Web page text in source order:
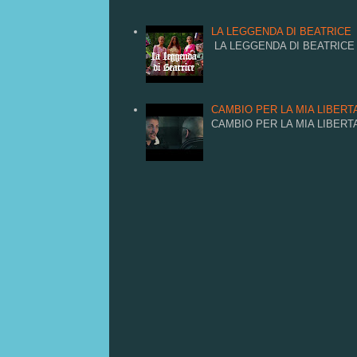
LA LEGGENDA DI BEATRICE
LA LEGGENDA DI BEATRICE
CAMBIO PER LA MIA
CAMBIO PER LA MIA